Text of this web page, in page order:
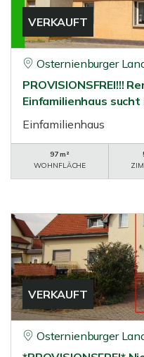
VERKAUFT
Osternienburger
PROVISIONSFREI!!!
Einfamilienhaus sucht
Einfamilienhaus
97 m²
WOHNFLÄCHE
VERKAUFT
Osternienburger